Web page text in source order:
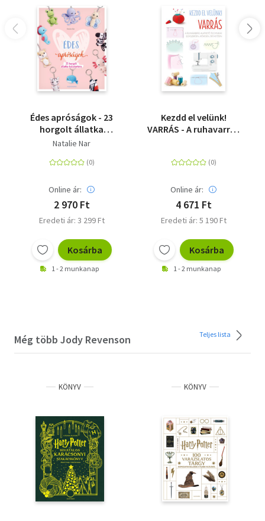
Édes apróságok - 23
horgolt állatka
kulcstartóra
Natalie Nar
Online ár:
2 970 Ft
Eredeti ár: 3 299 Ft
Kosárba
1 - 2 munkanap
Kezdd el velünk!
VARRÁS - A ruhavarrás
érthetően
Online ár:
4 671 Ft
Eredeti ár: 5 190 Ft
Kosárba
1 - 2 munkanap
Még több Jody Revenson Teljes lista
KÖNYV KÖNYV